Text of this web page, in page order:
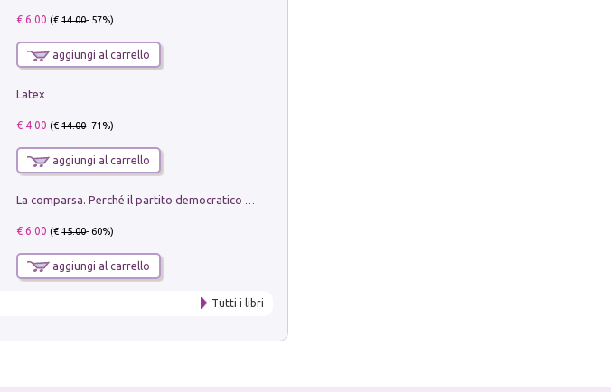
€ 6.00 (€14.00- 57%)
aggiungi al carrello
Latex
€ 4.00 (€14.00- 71%)
aggiungi al carrello
€ 6.00 (€15.00- 60%)
aggiungi al carrello
Tutti i libri